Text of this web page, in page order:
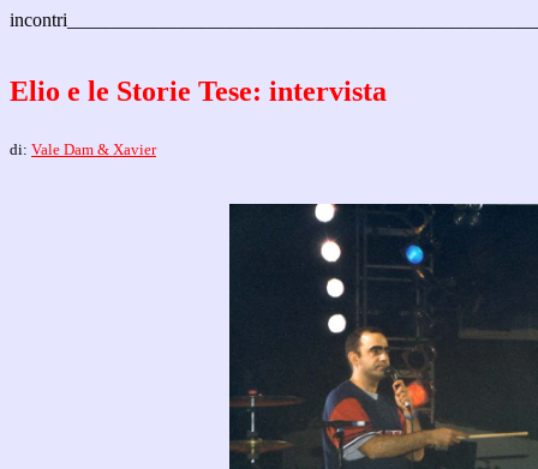
Elio e le Storie Tese: intervista
di: Vale Dam & Xavier